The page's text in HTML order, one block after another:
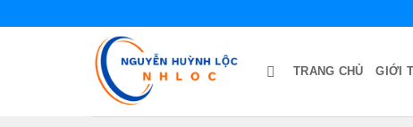
TRANG CHỦ GIỚI